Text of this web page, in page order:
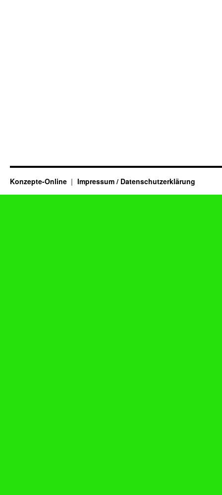
Konzepte-Online Impressum / Datenschutzerklärung